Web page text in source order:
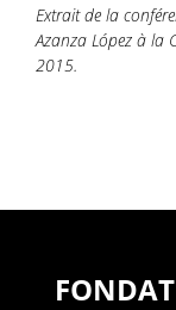
Extrait de la
Azanza López à la
2015.